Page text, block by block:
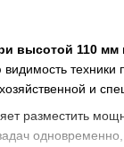
высотой 110 мм
и
разместить